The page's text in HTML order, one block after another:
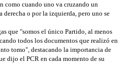
como cuando uno va cruzando un
derecha o por la izquierda, pero uno se
que "somos el único Partido, al menos
todos los documentos que realizó en
tomo", destacando la importancia de
dijo el PCR en cada momento de su